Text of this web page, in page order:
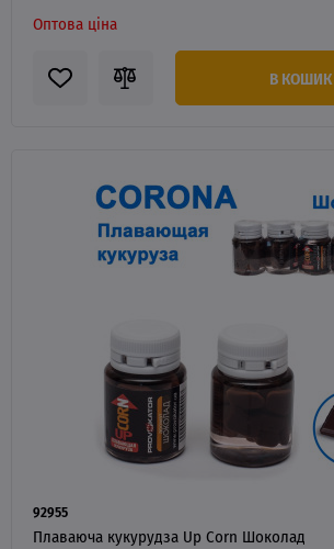
Оптова ціна
В КОШИК
92955
Плаваюча кукурудза Up Corn Шоколад